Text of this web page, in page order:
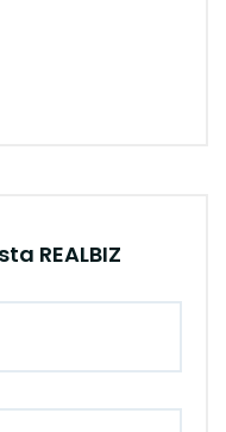
REALBIZ